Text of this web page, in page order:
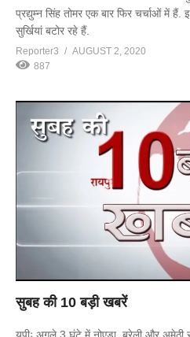
प्रद्युम्न सिंह तोमर एक बार फिर चर्चाओं में
सुर्खियां बटोर रहे हैं.
Reporter3
AUGUST 2, 2020
887
सुबह की 10 बड़ी खबरें